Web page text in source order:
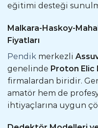
eğitimi desteği
Malkara-Haskoy-
Fiyatları
Pendik merkezli
genelinde Proton
firmalardan biridir.
amatör hem de
ihtiyaçlarına uygun